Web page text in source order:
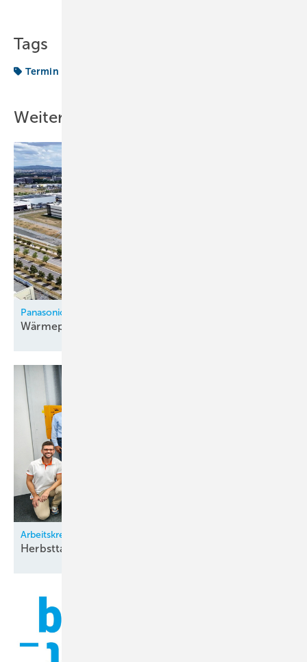
Tags
Termin
Weitere Inhalte
Panasonic
Wärmepumpenfabrik in Tschechien
Arbeitskreis Klimatechnik
Herbsttagung bei